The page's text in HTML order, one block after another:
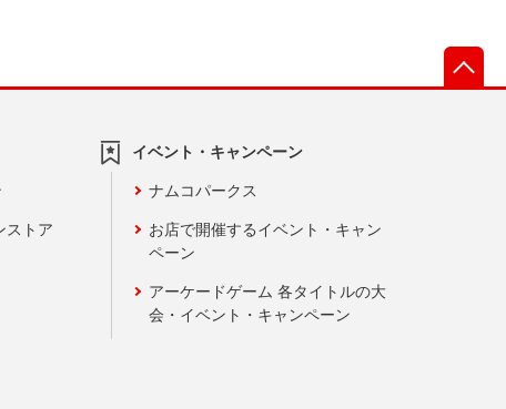
ストア
イベント・キャンペーン
ナムコパークス
お店で開催するイベント・キャン
ペーン
アーケードゲーム 各タイトルの大
会・イベント・キャンペーン